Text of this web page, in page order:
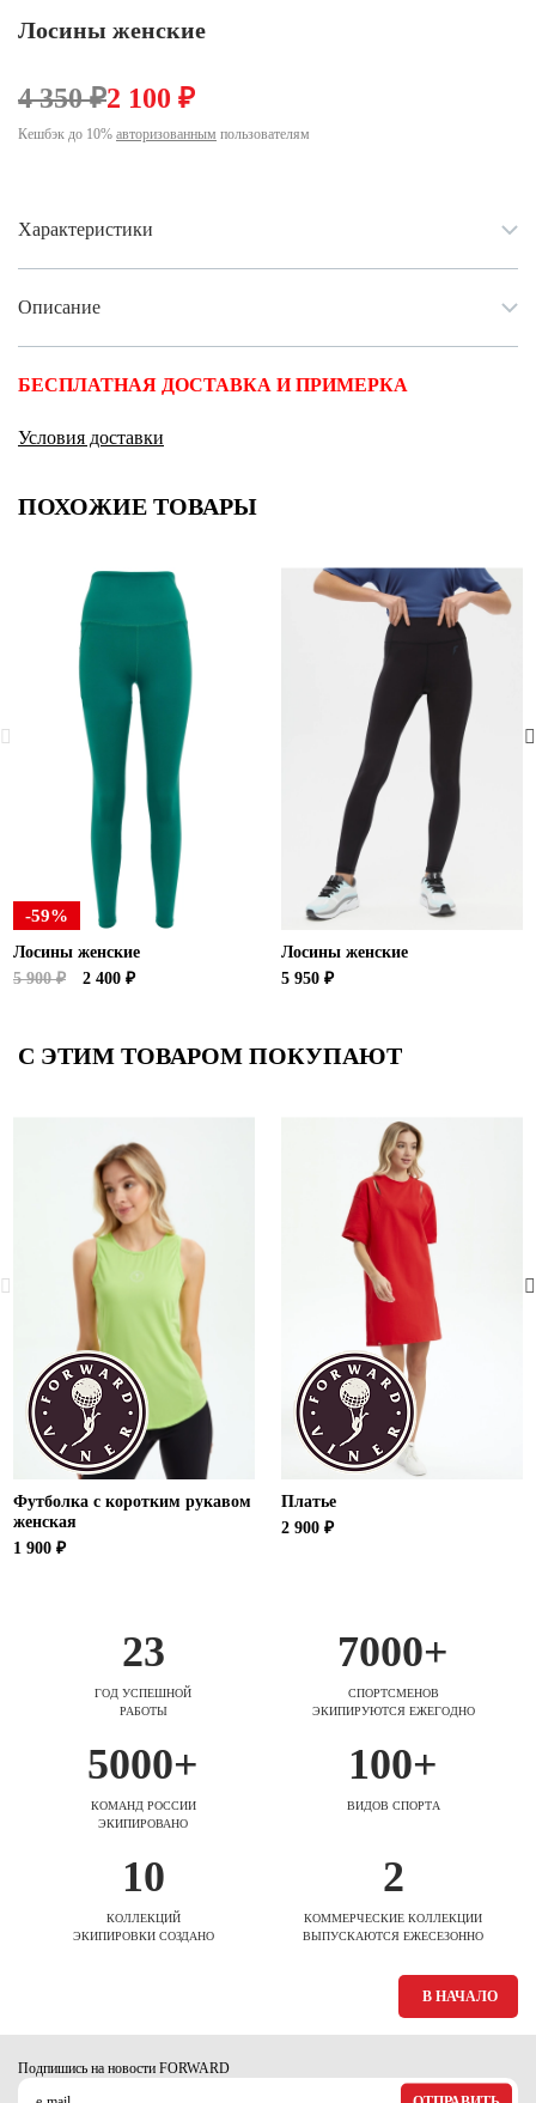
Лосины женские
4 350 ₽2 100 ₽
Кешбэк до 10% авторизованным пользователям
Характеристики
Описание
БЕСПЛАТНАЯ ДОСТАВКА И ПРИМЕРКА
Условия доставки
ПОХОЖИЕ ТОВАРЫ
-59%
Лосины женские
5 900 ₽
2 400 ₽
Лосины женские
5 950 ₽
С ЭТИМ ТОВАРОМ ПОКУПАЮТ
Футболка с коротким рукавом
женская
1 900 ₽
Платье
2 900 ₽
23
ГОД УСПЕШНОЙ
РАБОТЫ
7000+
СПОРТСМЕНОВ
ЭКИПИРУЮТСЯ ЕЖЕГОДНО
5000+
КОМАНД РОССИИ
ЭКИПИРОВАНО
100+
ВИДОВ СПОРТА
10
КОЛЛЕКЦИЙ
ЭКИПИРОВКИ СОЗДАНО
2
КОММЕРЧЕСКИЕ КОЛЛЕКЦИИ
ВЫПУСКАЮТСЯ ЕЖЕСЕЗОННО
В НАЧАЛО
Подпишись на новости FORWARD